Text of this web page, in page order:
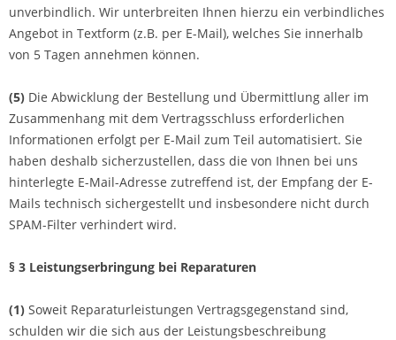
unverbindlich. Wir unterbreiten Ihnen hierzu ein verbindliches
Angebot in Textform (z.B. per E-Mail), welches Sie innerhalb
von 5 Tagen annehmen können.
(5) Die Abwicklung der Bestellung und Übermittlung aller im
Zusammenhang mit dem Vertragsschluss erforderlichen
Informationen erfolgt per E-Mail zum Teil automatisiert. Sie
haben deshalb sicherzustellen, dass die von Ihnen bei uns
hinterlegte E-Mail-Adresse zutreffend ist, der Empfang der E-
Mails technisch sichergestellt und insbesondere nicht durch
SPAM-Filter verhindert wird.
§ 3 Leistungserbringung bei Reparaturen
(1) Soweit Reparaturleistungen Vertragsgegenstand sind,
schulden wir die sich aus der Leistungsbeschreibung